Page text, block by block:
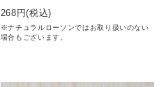
268 円(税込)
※ナチュラルローソンではお取り扱いのない
場合もございます。